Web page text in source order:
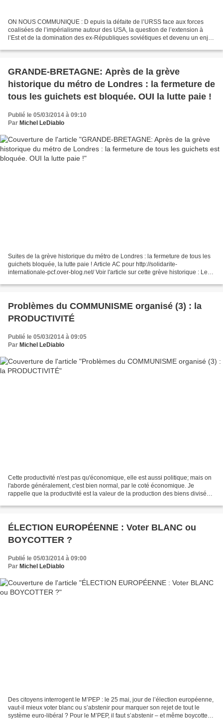
ON NOUS COMMUNIQUE : D epuis la défaite de l’URSS face aux forces
coalisées de l’impérialisme autour des USA, la question de l’extension à
l’Est et de la domination des ex-Républiques soviétiques et devenu un enjeu
GRANDE-BRETAGNE: Après de la grève
historique du métro de Londres : la fermeture de
tous les guichets est bloquée. OUI la lutte paie !
Publié le 05/03/2014 à 09:10
Par Michel LeDiablo
Suites de la grève historique du métro de Londres : la fermeture de tous les
guichets bloquée, la lutte paie ! Article AC pour http://solidarite-
internationale-pcf.over-blog.net/ Voir l'article sur cette grève historique : Le
Problèmes du COMMUNISME organisé (3) : la
PRODUCTIVITÉ
Publié le 05/03/2014 à 09:05
Par Michel LeDiablo
Cette productivité n'est pas qu'économique, elle est aussi politique; mais on
l'aborde généralement, c'est bien normal, par le coté économique. Je
rappelle que la productivité est la valeur de la production des biens divisée
ÉLECTION EUROPÉENNE : Voter BLANC ou
BOYCOTTER ?
Publié le 05/03/2014 à 09:00
Par Michel LeDiablo
Des citoyens interrogent le M’PEP : le 25 mai, jour de l’élection européenne,
vaut-il mieux voter blanc ou s’abstenir pour marquer son rejet de tout le
système euro-libéral ? Pour le M’PEP, il faut s’abstenir – et même boycotter –